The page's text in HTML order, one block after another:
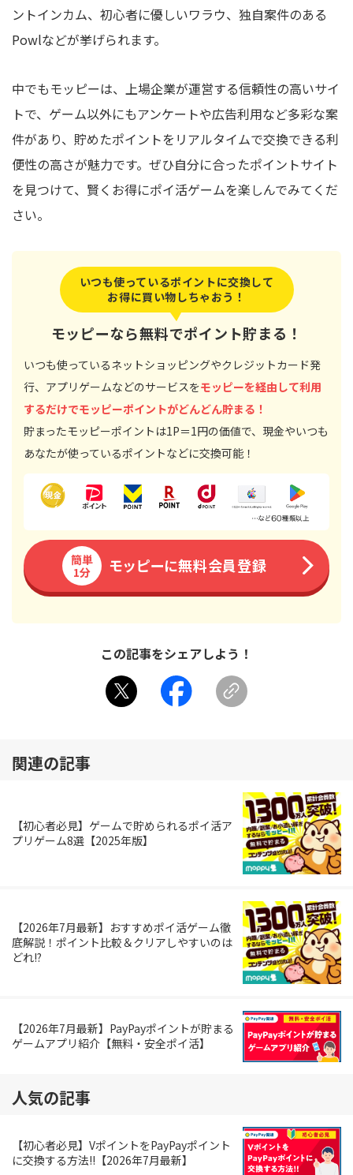
ントインカム、初心者に優しいワラウ、独自案件のある
Powlなどが挙げられます。
中でもモッピーは、上場企業が運営する信頼性の高いサイ
トで、ゲーム以外にもアンケートや広告利用など多彩な案
件があり、貯めたポイントをリアルタイムで交換できる利
便性の高さが魅力です。ぜひ自分に合ったポイントサイト
を見つけて、賢くお得にポイ活ゲームを楽しんでみてくだ
さい。
いつも使っているポイントに交換して
お得に買い物しちゃおう！
モッピーなら無料でポイント貯まる！
いつも使っているネットショッピングやクレジットカード発
行、アプリゲームなどのサービスをモッピーを経由して利用
するだけでモッピーポイントがどんどん貯まる！
貯まったモッピーポイントは1P＝1円の価値で、現金やいつも
あなたが使っているポイントなどに交換可能！
簡単
1分
モッピーに無料会員登録
この記事をシェアしよう！
関連の記事
【初心者必見】ゲームで貯められるポイ活ア
プリゲーム8選【2025年版】
【2026年7月最新】おすすめポイ活ゲーム徹
底解説！ポイント比較＆クリアしやすいのは
どれ!?
【2026年7月最新】PayPayポイントが貯まる
ゲームアプリ紹介【無料・安全ポイ活】
人気の記事
【初心者必見】VポイントをPayPayポイント
に交換する方法!!【2026年7月最新】